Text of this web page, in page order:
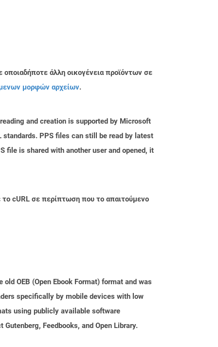
άλλη οικογένεια προϊόντων σε
μορφών αρχείων.
and creation is supported by Microsoft
PPS files can still be read by latest
file is shared with another user and opened, it
το cURL σε περίπτωση που το απαιτούμενο
OEB (Open Ebook Format) format and was
specifically by mobile devices with low
using publicly available software
Feedbooks, and Open Library.